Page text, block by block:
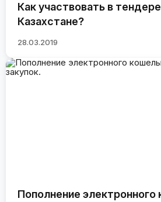
Как участвовать в
Казахстане?
28.03.2019
Пополнение электронного